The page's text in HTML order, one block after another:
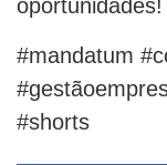
oportunidades!
#mandatum
#shorts